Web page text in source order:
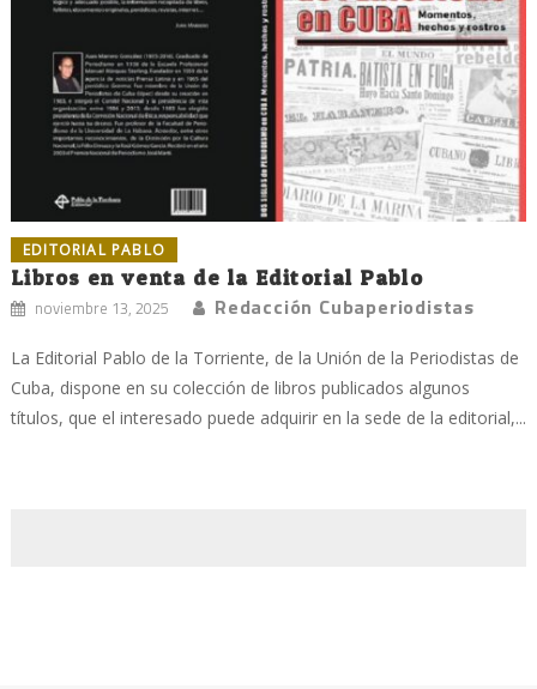
EDITORIAL PABLO
Libros en venta de la Editorial Pablo
noviembre 13, 2025 Redacción Cubaperiodistas
La Editorial Pablo de la Torriente, de la Unión de la Periodistas de
Cuba, dispone en su colección de libros publicados algunos
títulos, que el interesado puede adquirir en la sede de la editorial,...